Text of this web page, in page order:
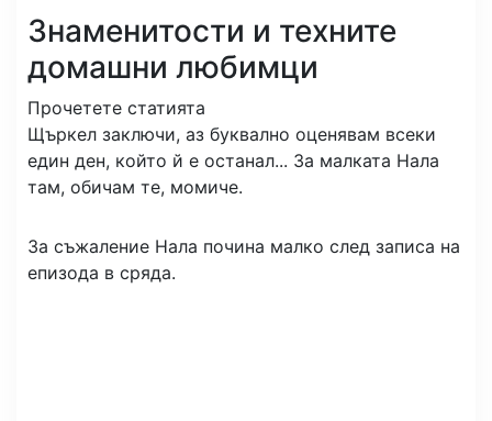
Знаменитости и техните
домашни любимци
Прочетете статията
Щъркел заключи, аз буквално оценявам всеки
един ден, който й е останал... За малката Нала
там, обичам те, момиче.
За съжаление Нала почина малко след записа на
епизода в сряда.